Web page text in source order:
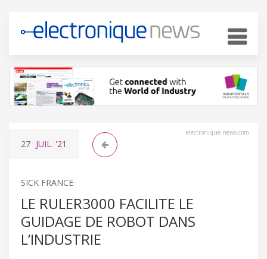
electronique-news.com
27 JUIL. '21
SICK FRANCE
LE RULER3000 FACILITE LE
GUIDAGE DE ROBOT DANS
L’INDUSTRIE